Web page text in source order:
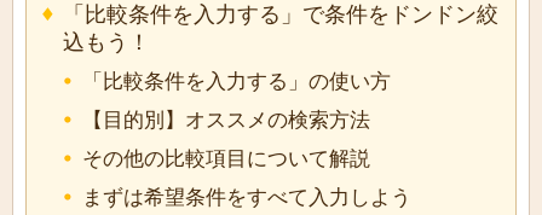
「比較条件を入力する」で条件をドンドン絞
込もう！
「比較条件を入力する」の使い方
【目的別】オススメの検索方法
その他の比較項目について解説
まずは希望条件をすべて入力しよう